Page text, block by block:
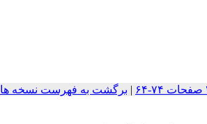
| برگشت به فهرست نسخه ها